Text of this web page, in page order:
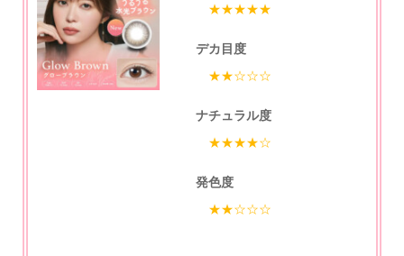
★★★★★
デカ目度
★★☆☆☆
ナチュラル度
★★★★☆
発色度
★★☆☆☆